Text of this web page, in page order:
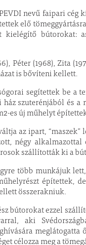
nevű faipari
elő
bútorokat:
Péter (1968), Zita
is bővíteni kellett.
segítettek be a
szuterénjából és
es új műhelyt
az ipart, “maszek”
négy alkalmazottal
szállították ki a
több munkájuk
építettek,
összerakniuk.
bútorokat ezzel
aki
meglátogatta
célozza meg a